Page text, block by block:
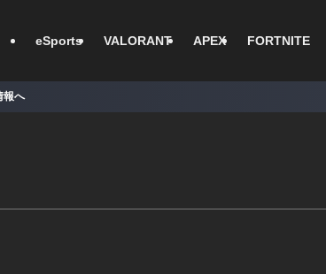
eSports VALORANT APEX FORTNITE
報へ